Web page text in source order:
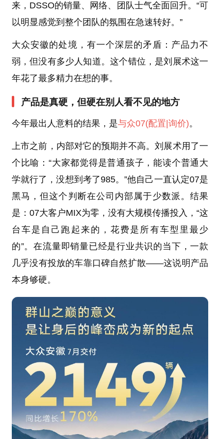
来，DSSO的销量、网络、团队士气全面回升。“可
以明显感觉到整个团队的氛围在急速转好。”
大众安徽的处境，有一个深层的矛盾：产品力不
弱，但没有多少人知道。这个错位，是刘展术这一
年花了最多精力在想的事。
产品是真硬，但硬在别人看不见的地方
今年最出人意料的结果，是与众07(配置 |询价)。
上市之前，内部对它的预期并不高。刘展术用了一
个比喻：“大家都觉得是普通孩子，能读个普通大
学就行了，没想到考了985。”他自己一直认定07是
黑马，但这个判断在公司内部属于少数派。结果
是：07大客户MIX为零，没有大规模传播投入，“这
台车是自己跑起来的，花费是所有车型里最少
的”。在流量即销量已经是行业共识的当下，一款
几乎没有投放的车靠口碑自然扩散——这说明产品
本身够硬。